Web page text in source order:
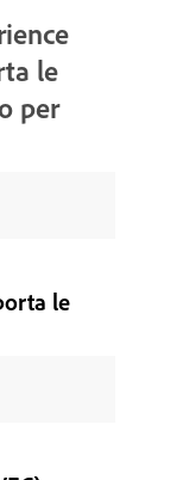
le
per
le